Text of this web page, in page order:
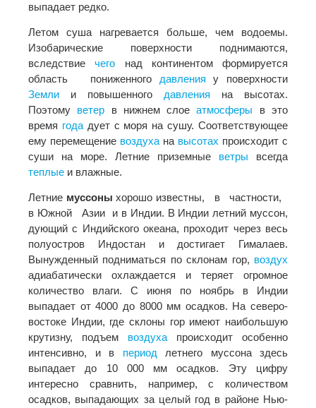
выпадает редко.
Летом суша нагревается больше, чем водоемы.
Изобарические поверхности поднимаются,
вследствиечего над континентом формируется
область пониженного давления у поверхности
Земли и повышенного давления на высотах.
Поэтому ветер в нижнем слоеатмосферы в это
время годадует с моря на сушу. Соответствующее
ему перемещение воздуха на высотах происходит с
суши на море. Летние приземные ветры всегда
теплые и влажные.
Летние муссоны хорошо известны, в частности,
в Южной Азии и в Индии. В Индии летний муссон,
дующий с Индийского океана, проходит через весь
полуостров Индостан и достигает Гималаев.
Вынужденный подниматься по склонам гор, воздух
адиабатически охлаждается и теряет огромное
количество влаги. С июня по ноябрь в Индии
выпадает от 4000 до 8000 мм осадков. На северо-
востоке Индии, где склоны гор имеют наибольшую
крутизну, подъем воздуха происходит особенно
интенсивно, и в период летнего муссона здесь
выпадает до 10 000 мм осадков. Эту цифру
интересно сравнить, например, с количеством
осадков, выпадающих за целый год в районе Нью-